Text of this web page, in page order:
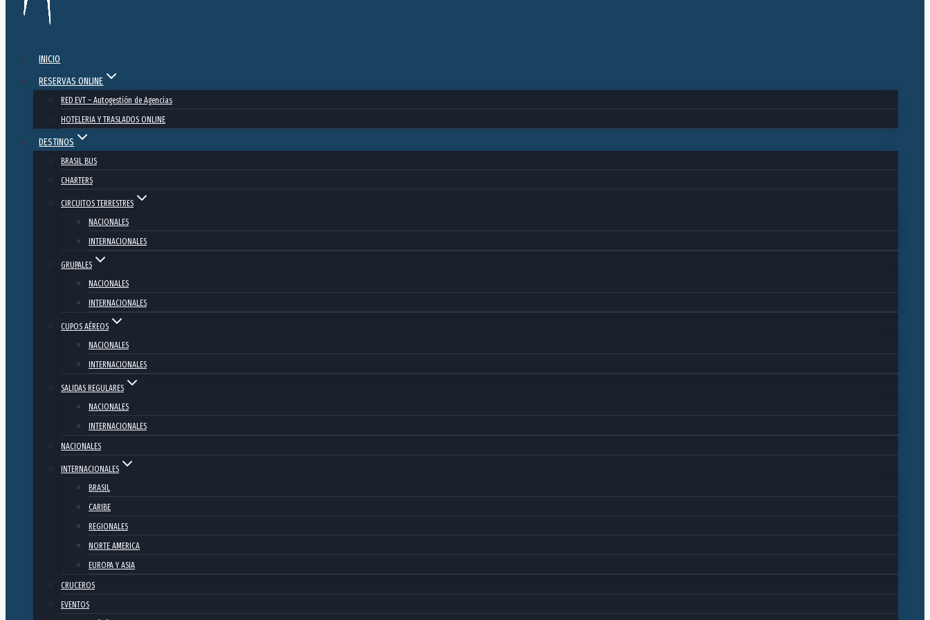
INICIO
RESERVAS ONLINE
RED EVT – Autogestión de Agencias
HOTELERIA Y TRASLADOS ONLINE
DESTINOS
BRASIL BUS
CHARTERS
CIRCUITOS TERRESTRES
NACIONALES
INTERNACIONALES
GRUPALES
NACIONALES
INTERNACIONALES
CUPOS AÉREOS
NACIONALES
INTERNACIONALES
SALIDAS REGULARES
NACIONALES
INTERNACIONALES
NACIONALES
INTERNACIONALES
BRASIL
CARIBE
REGIONALES
NORTE AMERICA
EUROPA Y ASIA
CRUCEROS
EVENTOS